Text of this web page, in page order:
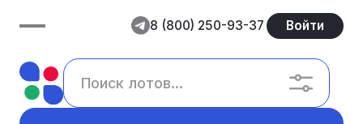
8 (800) 250-93-37 Войти